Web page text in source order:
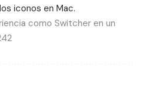
iconos en Mac.
como Switcher en un